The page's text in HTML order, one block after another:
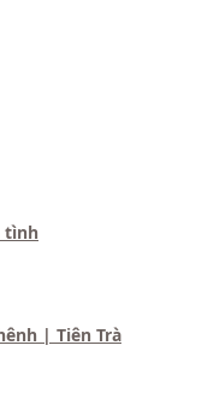
tình
| Tiên Trà